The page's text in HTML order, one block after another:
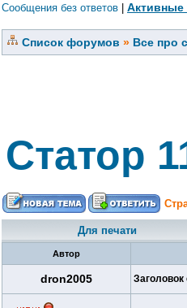
Сообщения без ответов Активные
Список форумов » Все про
Статор
Для печати
Автор
dron2005